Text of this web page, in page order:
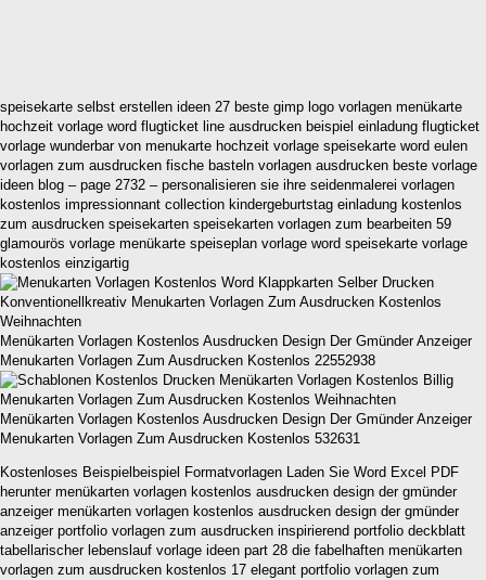
speisekarte selbst erstellen ideen 27 beste gimp logo vorlagen menükarte
hochzeit vorlage word flugticket line ausdrucken beispiel einladung flugticket
vorlage wunderbar von menukarte hochzeit vorlage speisekarte word eulen
vorlagen zum ausdrucken fische basteln vorlagen ausdrucken beste vorlage
ideen blog – page 2732 – personalisieren sie ihre seidenmalerei vorlagen
kostenlos impressionnant collection kindergeburtstag einladung kostenlos
zum ausdrucken speisekarten speisekarten vorlagen zum bearbeiten 59
glamourös vorlage menükarte speiseplan vorlage word speisekarte vorlage
kostenlos einzigartig
Menükarten Vorlagen Kostenlos Ausdrucken Design Der Gmünder Anzeiger
Menukarten Vorlagen Zum Ausdrucken Kostenlos 22552938
Menükarten Vorlagen Kostenlos Ausdrucken Design Der Gmünder Anzeiger
Menukarten Vorlagen Zum Ausdrucken Kostenlos 532631
Kostenloses Beispielbeispiel Formatvorlagen Laden Sie Word Excel PDF
herunter menükarten vorlagen kostenlos ausdrucken design der gmünder
anzeiger menükarten vorlagen kostenlos ausdrucken design der gmünder
anzeiger portfolio vorlagen zum ausdrucken inspirierend portfolio deckblatt
tabellarischer lebenslauf vorlage ideen part 28 die fabelhaften menükarten
vorlagen zum ausdrucken kostenlos 17 elegant portfolio vorlagen zum